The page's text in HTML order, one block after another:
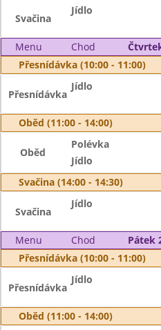
Svačina
Jídlo
Menu Chod
Přesnídávka (10:00 - 11:00)
Přesnídávka
Jídlo
Oběd (11:00 - 14:00)
Oběd
Polévka
Jídlo
Svačina (14:00 - 14:30)
Svačina
Jídlo
Menu Chod
Pátek
Přesnídávka (10:00 - 11:00)
Přesnídávka
Jídlo
Oběd (11:00 - 14:00)